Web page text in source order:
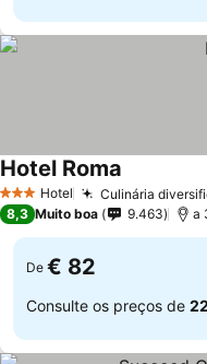
3 EstrelasHotel Culinária
Hotel Roma
8,3 Muito boa 9.463 a
De € 82
Consulte os preços de